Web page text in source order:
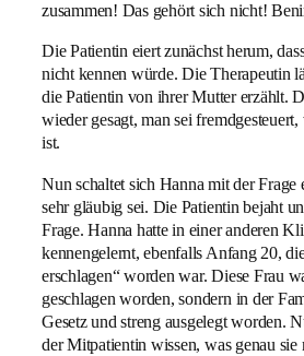
zusammen! Das gehört sich nicht!
Die Patientin eiert zunächst herum,
nicht kennen würde. Die Therapeutin
die Patientin von ihrer Mutter erzählt.
wieder gesagt, man sei
ist.
Nun schaltet sich Hanna mit der Frage
sehr gläubig sei. Die Patientin bejaht
Frage. Hanna hatte in einer anderen
kennengelernt, ebenfalls Anfang 20,
erschlagen“ worden war. Diese Frau
geschlagen worden, sondern in der
Gesetz und streng ausgelegt worden.
der Mitpatientin wissen, was genau sie